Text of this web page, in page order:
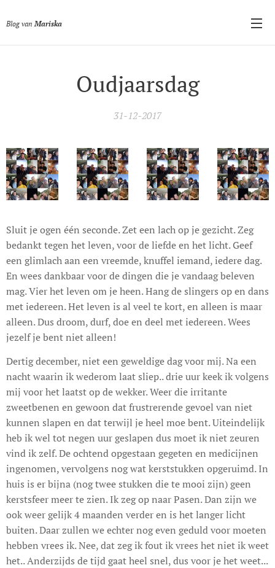
Blog van Mariska
Oudjaarsdag
31-12-2017
Sluit je ogen één seconde. Zet een lach op je gezicht. Zeg
bedankt tegen het leven, voor de liefde en het licht. Geef
een glimlach aan een vreemde, knuffel iemand, iedere dag.
En wees dankbaar voor de dingen die je vandaag beleven
mag. Vier het leven om je heen. Hang de slingers op en dans
met iedereen. Het leven is al veel te kort, en alleen is maar
alleen. Dus droom, durf, doe en deel met iedereen. Wees
jezelf je bent niet alleen!
Dertig december, niet een geweldige dag voor mij. Na een
nacht waarin ik wederom laat sliep.. drie uur keek ik volgens
mij voor het laatst op de wekker. Weer die irritante
zweetbenen en gewoon dat frustrerende gevoel van niet
kunnen slapen en dat terwijl je heel moe bent. Uiteindelijk
heb ik wel tot negen uur geslapen dus moet ik niet zeuren
vind ik zelf. De ochtend opgestaan gegeten en medicijnen
ingenomen, vervolgens nog wat kerststukken opgeruimd. In
huis is er bijna (nog twee stukken die te mooi zijn) geen
kerstsfeer meer te zien. Ik zeg op naar Pasen. Dan zijn we
ook weer gelijk 4 maanden verder en is het langer licht
buiten. Daar zullen we echter nog even geduld voor moeten
hebben vrees ik. Nee, dat zeg ik fout ik vrees het niet ik weet
het.. Anderzijds de tijd gaat heel snel, dus voor je het weet...